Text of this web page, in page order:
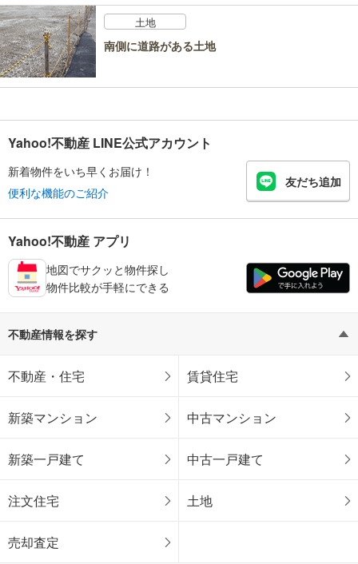
土地
南側に道路がある土地
Yahoo!不動産 LINE公式アカウント
新着物件をいち早くお届け！
便利な機能のご紹介
友だち追加
Yahoo!不動産 アプリ
地図でサクッと物件探し
物件比較が手軽にできる
不動産情報を探す
不動産・住宅 賃貸住宅
新築マンション 中古マンション
新築一戸建て 中古一戸建て
注文住宅 土地
売却査定